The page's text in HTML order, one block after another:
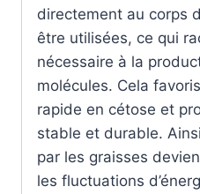
directement au corps
être utilisées, ce qui
nécessaire à la
molécules. Cela
rapide en cétose et
stable et durable.
par les graisses
les fluctuations